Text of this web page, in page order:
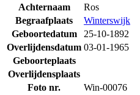
Achternaam
Ros
Begraafplaats
Winterswijk
Geboortedatum
25-10-1892
Overlijdensdatum 03-01-1965
Geboorteplaats
Overlijdensplaats
Foto nr.
Win-00076